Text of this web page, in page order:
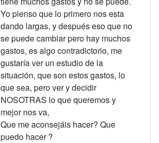
Yo pienso que lo primero nos esta
dando largas, y después eso que no
se puede cambiar pero hay muchos
gastos, es algo contradictorio, me
gustaría ver un estudio de la
situación, que son estos gastos, lo
que sea, pero ver y decidir
NOSOTRAS lo que queremos y
mejor nos va,
Que me aconsejáis hacer? Que
puedo hacer ?